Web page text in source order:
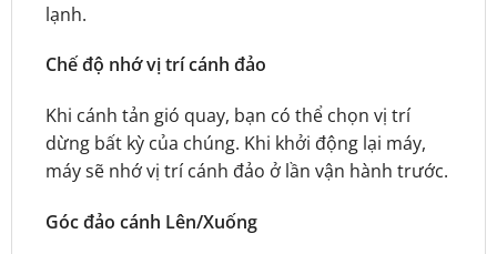
lạnh.
Chế độ nhớ vị trí cánh đảo
Khi cánh tản gió quay, bạn có thể chọn vị trí
dừng bất kỳ của chúng. Khi khởi động lại máy,
máy sẽ nhớ vị trí cánh đảo ở lần vận hành trước.
Góc đảo cánh Lên/Xuống